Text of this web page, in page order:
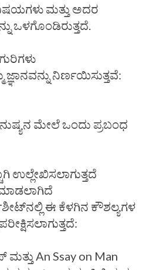
ಮತ್ತು ಅದರ
ಒಳಗೊಂಡಿರುತ್ತದೆ.
ನಿರ್ಣಯಿಸುತ್ತವೆ:
ಮೇಲೆ ಒಂದು ಪ್ರಬಂಧ
ಉಲ್ಲೇಖಿಸಲಾಗುತ್ತದೆ
ಮಾಡಲಾಗಿದೆ
ಈ ಕೆಳಗಿನ ಕೌಶಲ್ಯಗಳ
An Ssay on Man